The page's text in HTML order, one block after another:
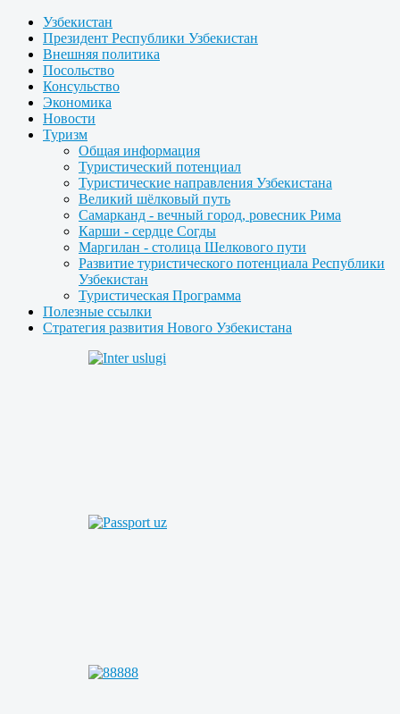
Узбекистан
Президент Республики Узбекистан
Внешняя политика
Посольство
Консульство
Экономика
Новости
Туризм
Общая информация
Туристический потенциал
Туристические направления Узбекистана
Великий шёлковый путь
Самарканд - вечный город, ровесник Рима
Карши - сердце Согды
Маргилан - столица Шелкового пути
Развитие туристического потенциала Республики
Узбекистан
Туристическая Программа
Полезные ссылки
Стратегия развития Нового Узбекистана